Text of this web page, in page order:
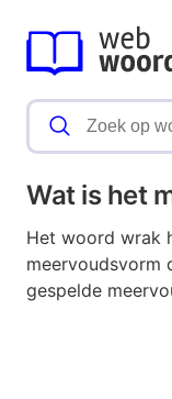
Wat is het
Het woord wrak
meervoudsvorm
gespelde